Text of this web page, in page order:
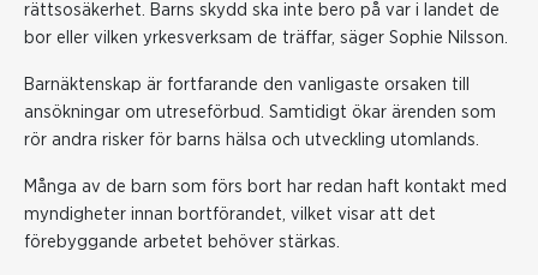
rättsosäkerhet. Barns skydd ska inte bero på var i landet de
bor eller vilken yrkesverksam de träffar, säger Sophie Nilsson.
Barnäktenskap är fortfarande den vanligaste orsaken till
ansökningar om utreseförbud. Samtidigt ökar ärenden som
rör andra risker för barns hälsa och utveckling utomlands.
Många av de barn som förs bort har redan haft kontakt med
myndigheter innan bortförandet, vilket visar att det
förebyggande arbetet behöver stärkas.